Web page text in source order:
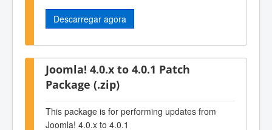
Descarregar agora
Joomla! 4.0.x to 4.0.1 Patch
Package (.zip)
This package is for performing updates from
Joomla! 4.0.x to 4.0.1